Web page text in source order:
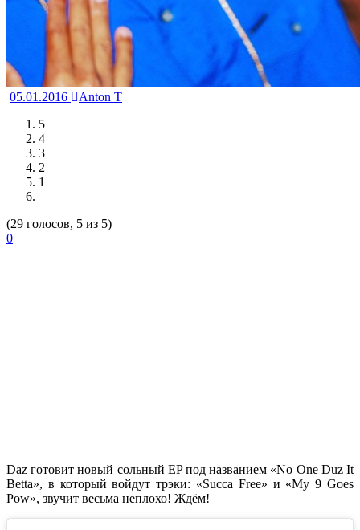
05.01.2016
Anton T
5
4
3
2
1
(29 голосов, 5 из 5)
0
Daz готовит новый сольный EP под названием «No One Duz It
Betta», в который войдут трэки: «Succa Free» и «My 9 Goes
Pow», звучит весьма неплохо! Ждём!